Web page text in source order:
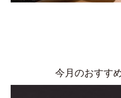
今月のおすす